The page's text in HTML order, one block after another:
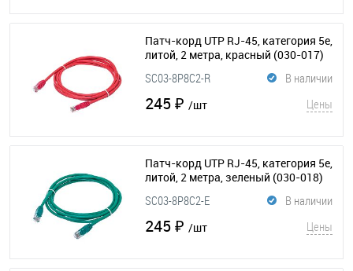
Патч-корд UTP RJ-45, категория 5e,
литой, 2 метра, красный (030-017)
В наличии
SC03-8P8C2-R
245 ₽ /шт Цены
Патч-корд UTP RJ-45, категория 5e,
литой, 2 метра, зеленый (030-018)
В наличии
SC03-8P8C2-E
245 ₽ /шт Цены